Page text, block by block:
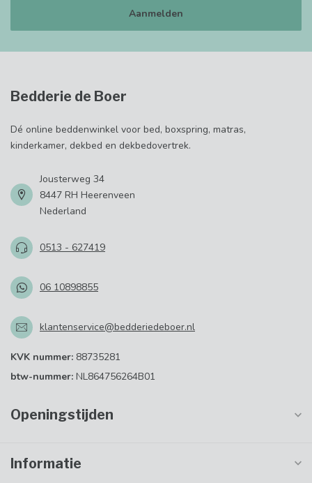
Aanmelden
Bedderie de Boer
Dé online beddenwinkel voor bed, boxspring, matras,
kinderkamer, dekbed en dekbedovertrek.
Jousterweg 34
8447 RH Heerenveen
Nederland
0513 - 627419
06 10898855
klantenservice@bedderiedeboer.nl
KVK nummer: 88735281
btw-nummer: NL864756264B01
Openingstijden
Informatie